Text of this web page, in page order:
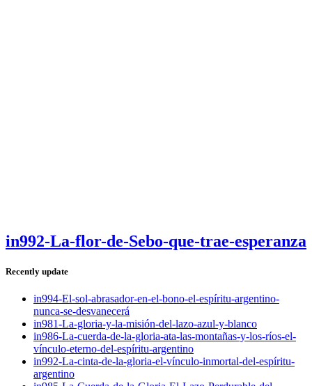
in992-La-flor-de-Sebo-que-trae-esperanza
Recently update
in994-El-sol-abrasador-en-el-bono-el-espíritu-argentino-
nunca-se-desvanecerá
in981-La-gloria-y-la-misión-del-lazo-azul-y-blanco
in986-La-cuerda-de-la-gloria-ata-las-montañas-y-los-ríos-el-
vínculo-eterno-del-espíritu-argentino
in992-La-cinta-de-la-gloria-el-vínculo-inmortal-del-espíritu-
argentino